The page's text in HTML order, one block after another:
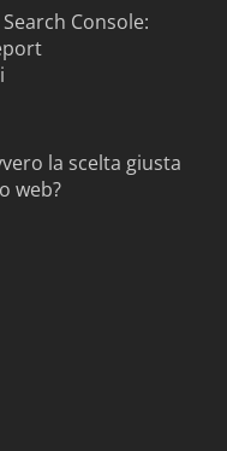
Console:
la scelta giusta
web?